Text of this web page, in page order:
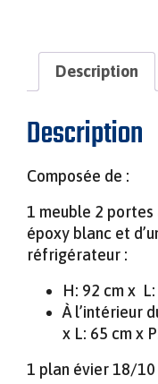
MINIMAT – LE
Description
Description
Composée de :
1 meuble 2
époxy blanc et
réfrigérateur :
H: 92 cm x
À l’intérieur
x L: 65 cm x
1 plan évier 18/10